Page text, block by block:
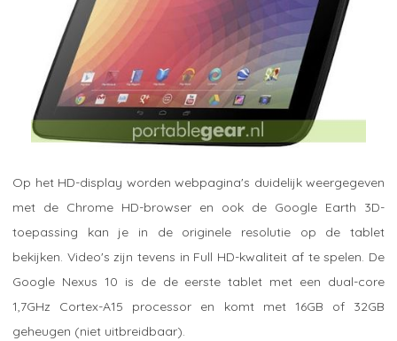
Op het HD-display worden webpagina's duidelijk weergegeven
met de Chrome HD-browser en ook de Google Earth 3D-
toepassing kan je in de originele resolutie op de tablet
bekijken. Video's zijn tevens in Full HD-kwaliteit af te spelen. De
Google Nexus 10 is de de eerste tablet met een dual-core
1,7GHz Cortex-A15 processor en komt met 16GB of 32GB
geheugen (niet uitbreidbaar).